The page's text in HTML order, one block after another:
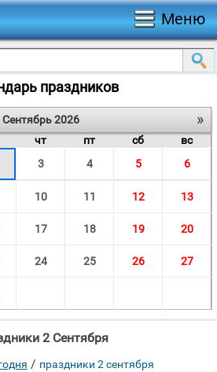
Меню
праздников
»
Сентябрь 2026
чт пт сб
вс
3 4 5 6
10 11 12 13
17 18 19 20
24 25 26 27
2 Сентября
/ праздники 2 сентября